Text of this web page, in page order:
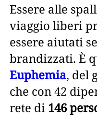
Essere alle
viaggio liberi
essere aiutati
brandizzati. È
Euphemia, del
che con 42
rete di 146